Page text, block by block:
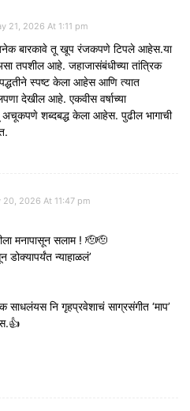
21, 2026 At 1:11 pm
अनेक बारकावे तू खूप रंजकपणे टिपले आहेस.या
तपशील आहे. जहाजासंबंधीच्या तांत्रिक
स्पष्ट केला आहेस आणि त्यात
देखील आहे. एकवीस वर्षाच्या
अचूकपणे शब्दबद्ध केला आहेस. पुढील भागाची
20, 2026 At 11:47 pm
मनापासून सलाम ! 🫡🫡
डोक्यापर्यंत न्याहाळलं’
नि गृहप्रवेशाचं साग्रसंगीत ‘माप’